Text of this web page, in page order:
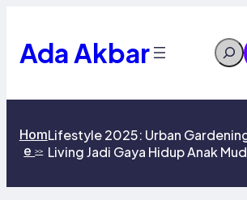
content
Ada Akbar
Hom
e>>
Lifestyle 2025: Urban
Living Jadi Gaya Hidup Anak